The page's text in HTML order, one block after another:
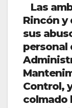
Las
Rincón y
sus
personal
Control,
colmado